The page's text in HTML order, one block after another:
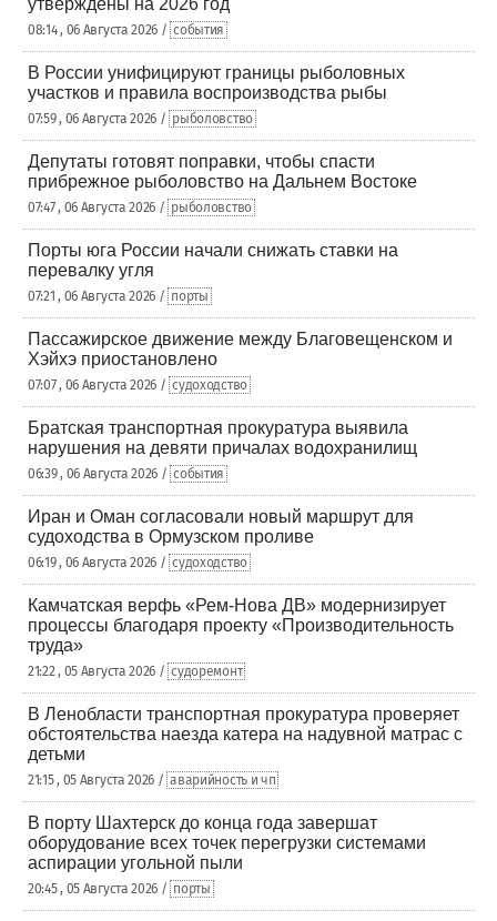
утверждены на 2026 год
08:14 , 06 Августа 2026 / события
В России унифицируют границы рыболовных
участков и правила воспроизводства рыбы
07:59 , 06 Августа 2026 / рыболовство
Депутаты готовят поправки, чтобы спасти
прибрежное рыболовство на Дальнем Востоке
07:47 , 06 Августа 2026 / рыболовство
Порты юга России начали снижать ставки на
перевалку угля
07:21 , 06 Августа 2026 / порты
Пассажирское движение между Благовещенском и
Хэйхэ приостановлено
07:07 , 06 Августа 2026 / судоходство
Братская транспортная прокуратура выявила
нарушения на девяти причалах водохранилищ
06:39 , 06 Августа 2026 / события
Иран и Оман согласовали новый маршрут для
судоходства в Ормузском проливе
06:19 , 06 Августа 2026 / судоходство
Камчатская верфь «Рем-Нова ДВ» модернизирует
процессы благодаря проекту «Производительность
труда»
21:22 , 05 Августа 2026 / судоремонт
В Ленобласти транспортная прокуратура проверяет
обстоятельства наезда катера на надувной матрас с
детьми
21:15 , 05 Августа 2026 / аварийность и чп
В порту Шахтерск до конца года завершат
оборудование всех точек перегрузки системами
аспирации угольной пыли
20:45 , 05 Августа 2026 / порты